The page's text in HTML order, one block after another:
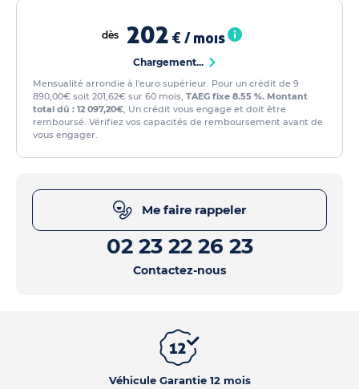
Véhicule Garantie 12 mois
dès 202 € / mois
Chargement...
Mensualité arrondie à l'euro supérieur. Pour un crédit de 9
890,00€ soit 201,62€ sur 60 mois, TAEG fixe 8.55 %. Montant
total dû : 12 097,20€, Un crédit vous engage et doit être
remboursé. Vérifiez vos capacités de remboursement avant de
vous engager.
Me faire rappeler
02 23 22 26 23
Contactez-nous